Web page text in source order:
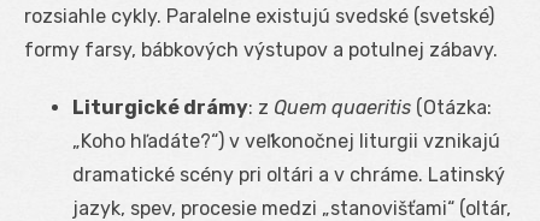
rozsiahle cykly. Paralelne existujú svedské (svetské)
formy farsy, bábkových výstupov a potulnej zábavy.
Liturgické drámy: z Quem quaeritis (Otázka:
„Koho hľadáte?“) v veľkonočnej liturgii vznikajú
dramatické scény pri oltári a v chráme. Latinský
jazyk, spev, procesie medzi „stanovišťami“ (oltár,